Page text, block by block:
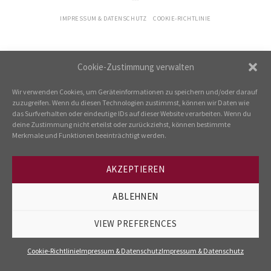
Cookie-Zustimmung verwalten
Wir verwenden Cookies, um Geräteinformationen zu speichern und/oder darauf
zuzugreifen. Wenn du diesen Technologien zustimmst, können wir Daten wie
das Surfverhalten oder eindeutige IDs auf dieser Website verarbeiten. Wenn du
deine Zustimmung nicht erteilst oder zurückziehst, können bestimmte
Merkmale und Funktionen beeinträchtigt werden.
AKZEPTIEREN
ABLEHNEN
VIEW PREFERENCES
Cookie-RichtlinieImpressum & DatenschutzImpressum & Datenschutz
IMPRESSUM & DATENSCHUTZ COOKIE-RICHTLINIE